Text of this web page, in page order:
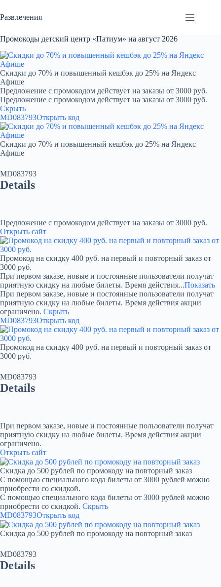
к
сути
Развлечения
Промокоды детский центр «Патиум» на август 2026
Скидки до 70% и повышенный кешбэк до 25% на Яндекс
Афише
Предложение с промокодом действует на заказы от 3000 руб.
Предложение с промокодом действует на заказы от 3000 руб.
Скрыть
MD083793Открыть код
Скидки до 70% и повышенный кешбэк до 25% на Яндекс
Афише
MD083793
Details
Предложение с промокодом действует на заказы от 3000 руб.
Открыть сайт
Промокод на скидку 400 руб. на первый и повторный заказ от
3000 руб.
При первом заказе, новые и постоянные пользователи получат
приятную скидку на любые билеты. Время действия...Показать
При первом заказе, новые и постоянные пользователи получат
приятную скидку на любые билеты. Время действия акции
ограничено. Скрыть
MD083793Открыть код
Промокод на скидку 400 руб. на первый и повторный заказ от
3000 руб.
MD083793
Details
При первом заказе, новые и постоянные пользователи получат
приятную скидку на любые билеты. Время действия акции
ограничено.
Открыть сайт
Скидка до 500 рублей по промокоду на повторный заказ
С помощью специального кода билеты от 3000 рублей можно
приобрести со скидкой.
С помощью специального кода билеты от 3000 рублей можно
приобрести со скидкой. Скрыть
MD083793Открыть код
Скидка до 500 рублей по промокоду на повторный заказ
MD083793
Details